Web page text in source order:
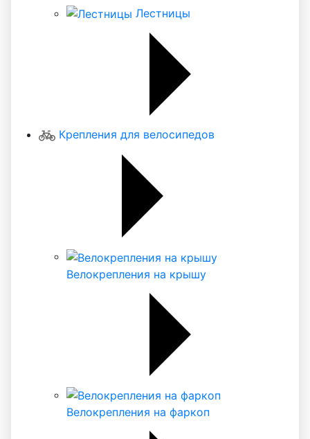
Лестницы
Крепления для велосипедов
Велокрепления на крышу
Велокрепления на фаркоп